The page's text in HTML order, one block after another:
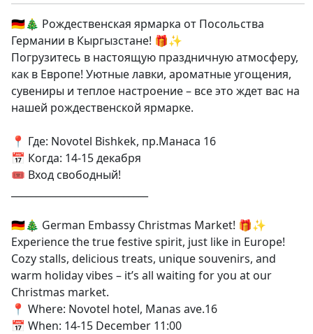
🇩🇪🎄 Рождественская ярмарка от Посольства
Германии в Кыргызстане! 🎁✨
Погрузитесь в настоящую праздничную атмосферу,
как в Европе! Уютные лавки, ароматные угощения,
сувениры и теплое настроение – все это ждет вас на
нашей рождественской ярмарке.
📍 Где: Novotel Bishkek, пр.Манаса 16
📅 Когда: 14-15 декабря
🎟 Вход свободный!
🇩🇪🎄 German Embassy Christmas Market! 🎁✨
Experience the true festive spirit, just like in Europe!
Cozy stalls, delicious treats, unique souvenirs, and
warm holiday vibes – it’s all waiting for you at our
Christmas market.
📍 Where: Novotel hotel, Manas ave.16
📅 When: 14-15 December 11:00